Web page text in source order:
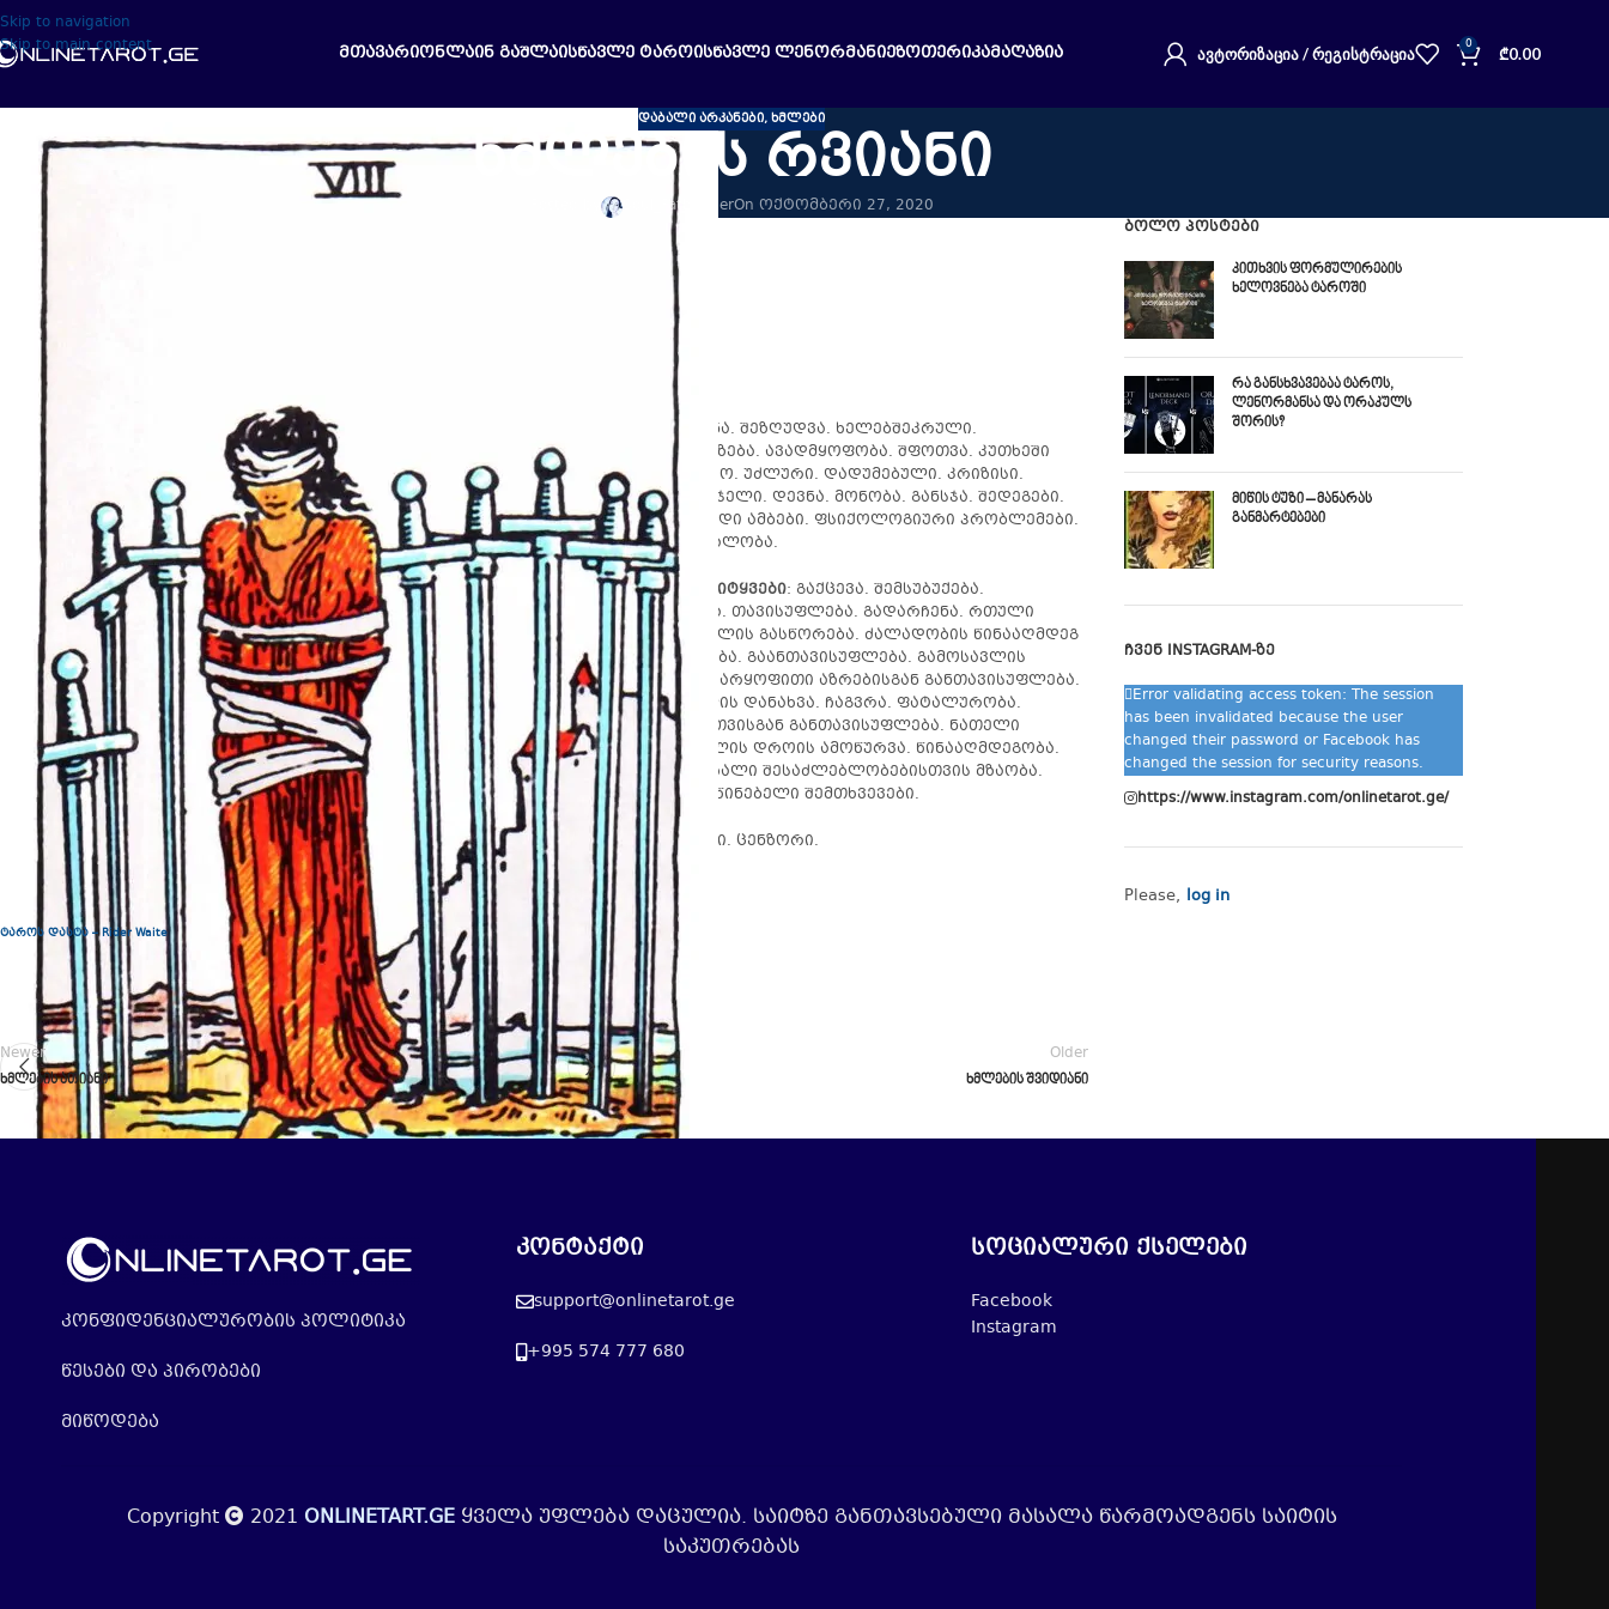
Skip to navigation
Skip to main content
ᲛᲗᲐᲕᲐᲠᲘᲝᲜᲚᲐᲘᲜ ᲒᲐᲨᲚᲐᲘᲡᲬᲐᲕᲚᲔ ᲢᲐᲠᲝᲘᲡᲬᲐᲕᲚᲔ ᲚᲔᲜᲝᲠᲛᲐᲜᲘᲔᲖᲝᲗᲔᲠᲘᲙᲐᲛᲐᲦᲐᲖᲘᲐ ᲐᲕᲢᲝᲠᲘᲖᲐᲪᲘᲐ / ᲠᲔᲒᲘᲡᲢᲠᲐᲪᲘᲐ 0 ₾0.00
ᲓᲐᲑᲐᲚᲘ ᲐᲠᲙᲐᲜᲔᲑᲘ, ᲮᲛᲚᲔᲑᲘ
ხმლების რვიანი
Soul_PathfinderOn ოქტომბერი 27, 2020
დაბალი არკანი – ხმლების რვიანი
ტაროს დასტა – Rider Waite
ხაფანგში ყოფნა. შეზღუდვა. ხელებშეკრული.
დაზარალებული. შიშისგან პარალიზება. ავადმყოფობა. შფოთვა. კუთხეში
მიმწყვდევა. ზეწოლა. უიმედო. უმწეო. უძლური. დადუმებული. კრიზისი.
დილემა. სასჯელი. პატიმრობა. სასჯელი. დევნა. მონობა. განსჯა. შედეგები.
ნეგატიური დამოკიდებულებები. ცუდი ამბები. ფსიქოლოგიური პრობლემები.
თვითშეზღუდვა. მსხვერპლის მენტალობა.
ამობრუნებული კარტის საკვანძო სიტყვები: გაქცევა. შემსუბუქება.
კონტროლის საკუთარ თავზე აღება. თავისუფლება. გადარჩენა. რთული
პერიოდი. ღალატი. შიშისთვის თვალის გასწორება. ძალადობის წინააღმდეგ
ბრძოლა. იმედიანად ყოფნა. კურნება. გაანთავისუფლება. გამოსავლის
მოძებნა. შვება. გონებრივი ძალა. უარყოფითი აზრებისგან განთავისუფლება.
საკუთარი თავის რწმენა. სიმართლის დანახვა. ჩაგვრა. ფატალურობა.
დაბრკოლებების გადალახვა. შფოთვისგან განთავისუფლება. ნათელი
გონება. ციხიდან გამოსვლა. სასჯელის დროის ამოწურვა. წინააღმდეგობა.
მწვავე დეპრესია. თვიტკრიტიკა. ახალი შესაძლებლობებისთვის მზაობა.
უბედური შემთხვევები. გაუთვალისწინებელი შემთხვევები.
საქმიანობის სფეროები: კრიტიკოსი. ცენზორი.
მოამზადა Onlinetarot.ge
Newer
ხმლების ათიანი
Older
ხმლების შვიდიანი
ᲑᲝᲚᲝ ᲞᲝᲡᲢᲔᲑᲘ
კითხვის ფორმულირების
ხელოვნება ტაროში
რა განსხვავებაა ტაროს,
ლენორმანსა და ორაკულს
შორის?
მიწის ტუზი – მანარას
განმარტებები
ᲩᲕᲔᲜ INSTAGRAM-ᲖᲔ
Error validating access token: The session
has been invalidated because the user
changed their password or Facebook has
changed the session for security reasons.
https://www.instagram.com/onlinetarot.ge/
Please, log in
კონფიდენციალურობის პოლიტიკა
წესები და პირობები
მიწოდება
კონტაქტი
support@onlinetarot.ge
+995 574 777 680
სოციალური ქსელები
Facebook
Instagram
Copyright 2021 ONLINETART.GEყველა უფლება დაცულია. საიტზე განთავსებული მასალა წარმოადგენს საიტის
საკუთრებას